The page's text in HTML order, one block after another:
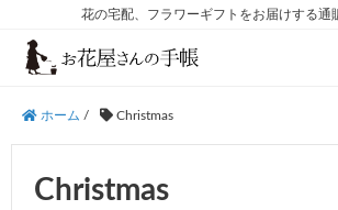
花の宅配、フラワーギフトをお届けする通
ホーム / Christmas
Christmas